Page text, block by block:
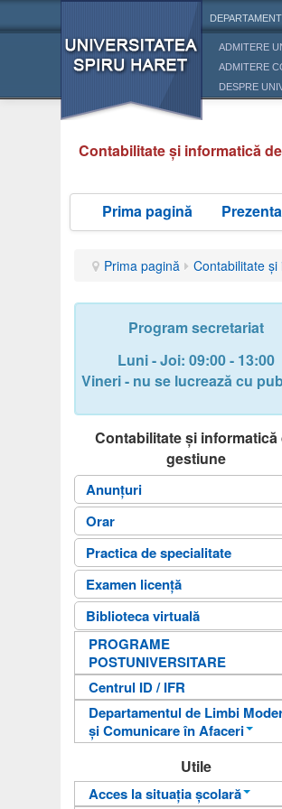
ADMITERE
ADMITERE
DESPRE
Contabilitate și informatică
Prima pagină
Prima pagină Contabilitate
Program secretariat
Luni - Joi: 09:00 - 13:00
Vineri - nu se lucrează cu
Contabilitate și informatică
gestiune
Anunțuri
Orar
Practica de specialitate
Examen licență
Biblioteca virtuală
PROGRAME
POSTUNIVERSITARE
Centrul ID / IFR
Departamentul de Limbi
și Comunicare în Afaceri
An pregătitor pentru învățarea
limbii române
Departamentul de Limbi
Utile
Acces la situația școlară